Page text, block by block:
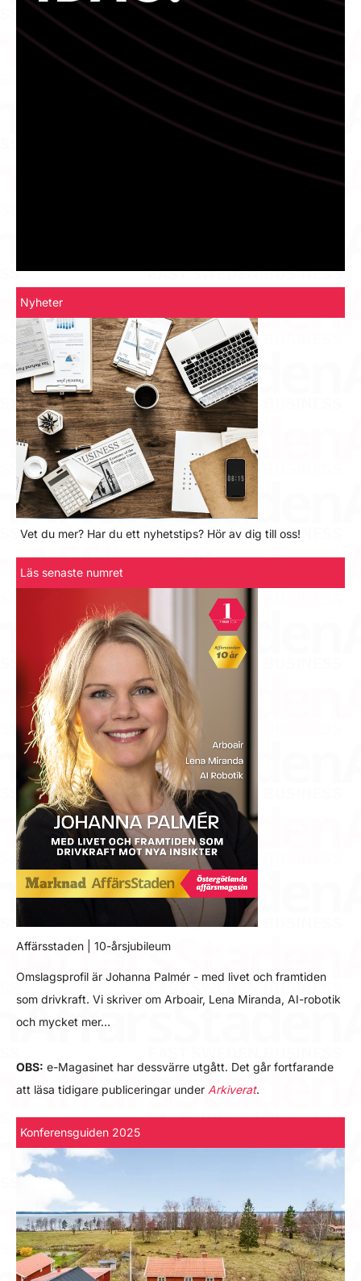
Nyheter
Vet du mer? Har du ett nyhetstips? Hör av dig till oss!
Läs senaste numret
Affärsstaden | 10-årsjubileum
Omslagsprofil är Johanna Palmér - med livet och framtiden
som drivkraft. Vi skriver om Arboair, Lena Miranda, AI-robotik
och mycket mer…
OBS: e-Magasinet har dessvärre utgått. Det går fortfarande
att läsa tidigare publiceringar under Arkiverat.
Konferensguiden 2025